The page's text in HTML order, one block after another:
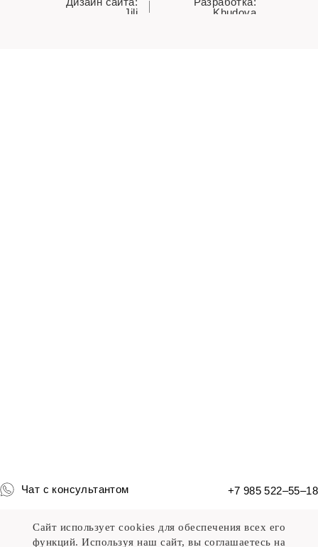
Khudova
Jili
Чат с консультантом +7 985 522–55–18
Сайт использует cookies для обеспечения всех его
функций. Используя наш сайт, вы соглашаетесь на